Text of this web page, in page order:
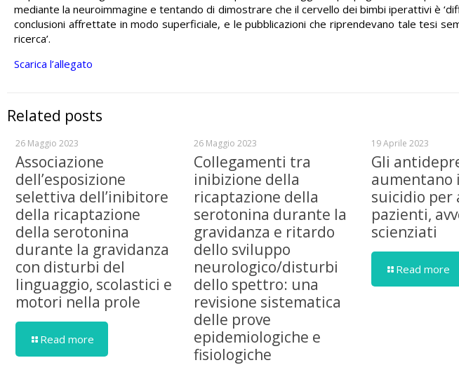
mediante la neuroimmagine e tentando di dimostrare che il cervello dei bimbi iperattivi è
conclusioni affrettate in modo superficiale, e le pubblicazioni che riprendevano tale tesi
ricerca’.
Scarica l’allegato
Related posts
26 Maggio 2023
Associazione
dell’esposizione
selettiva dell’inibitore
della ricaptazione
della serotonina
durante la gravidanza
con disturbi del
linguaggio, scolastici e
motori nella prole
Read more
26 Maggio 2023
Collegamenti tra
inibizione della
ricaptazione della
serotonina durante la
gravidanza e ritardo
dello sviluppo
neurologico/disturbi
dello spettro: una
revisione sistematica
delle prove
epidemiologiche e
fisiologiche
19 Aprile 2023
Gli
aumentano
suicidio per
pazienti,
scienziati
Read more